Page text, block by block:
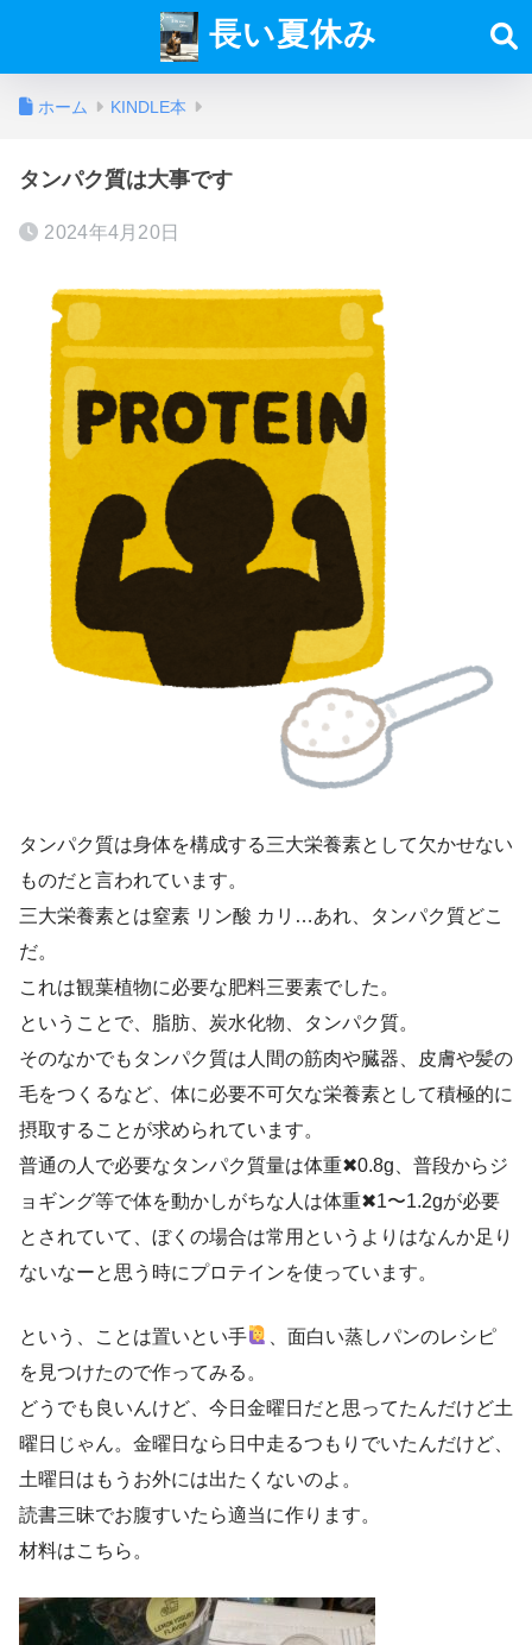
長い夏休み
ホーム KINDLE本
タンパク質は大事です
2024年4月20日
タンパク質は身体を構成する三大栄養素として欠かせない
ものだと言われています。
三大栄養素とは窒素 リン酸 カリ…あれ、タンパク質どこ
だ。
これは観葉植物に必要な肥料三要素でした。
ということで、脂肪、炭水化物、タンパク質。
そのなかでもタンパク質は人間の筋肉や臓器、皮膚や髪の
毛をつくるなど、体に必要不可欠な栄養素として積極的に
摂取することが求められています。
普通の人で必要なタンパク質量は体重✖︎0.8g、普段からジ
ョギング等で体を動かしがちな人は体重✖︎1〜1.2gが必要
とされていて、ぼくの場合は常用というよりはなんか足り
ないなーと思う時にプロテインを使っています。
という、ことは置いとい手
、面白い蒸しパンのレシピ
を見つけたので作ってみる。
どうでも良いんけど、今日金曜日だと思ってたんだけど土
曜日じゃん。金曜日なら日中走るつもりでいたんだけど、
土曜日はもうお外には出たくないのよ。
読書三昧でお腹すいたら適当に作ります。
材料はこちら。